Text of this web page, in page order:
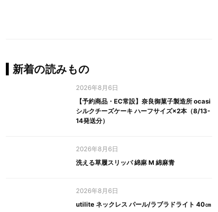
新着の読みもの
2026年8月6日
【予約商品・EC常設】奈良御菓子製造所 ocasi
シルクチーズケーキ ハーフサイズ×2本（8/13-
14発送分）
2026年8月6日
洗える草履スリッパ 綿麻 M 綿麻青
2026年8月6日
utilite ネックレス パール/ラブラドライト 40㎝